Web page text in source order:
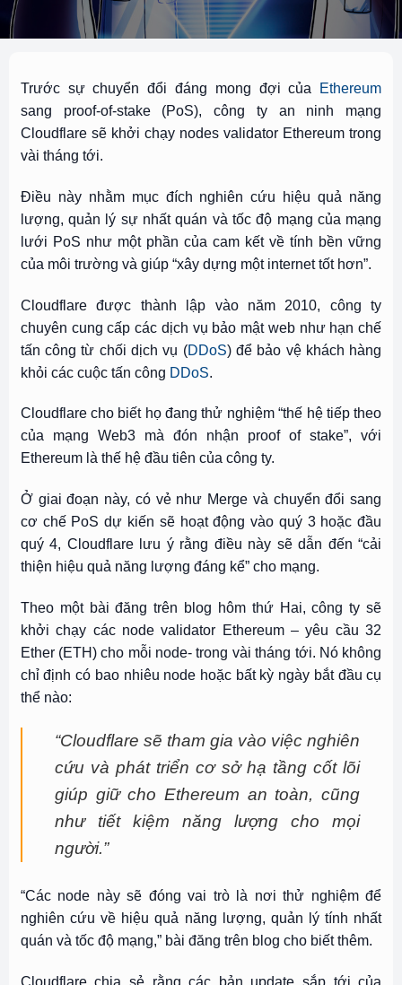
Trước sự chuyển đổi đáng mong đợi của
Ethereum
sang proof-of-stake (PoS), công ty an ninh mạng
Cloudflare sẽ khởi chạy nodes validator Ethereum trong
vài tháng tới.
Điều này nhằm mục đích nghiên cứu hiệu quả năng
lượng, quản lý sự nhất quán và tốc độ mạng của mạng
lưới PoS như một phần của cam kết về tính bền vững
của môi trường và giúp “xây dựng một internet tốt hơn”.
Cloudflare được thành lập vào năm 2010, công ty
chuyên cung cấp các dịch vụ bảo mật web như hạn chế
tấn công từ chối dịch vụ (DDoS) để bảo vệ khách hàng
khỏi các cuộc tấn công DDoS.
Cloudflare cho biết họ đang thử nghiệm “thế hệ tiếp theo
của mạng Web3 mà đón nhận proof of stake”, với
Ethereum là thế hệ đầu tiên của công ty.
Ở giai đoạn này, có vẻ như Merge và chuyển đổi sang
cơ chế PoS dự kiến ​​sẽ hoạt động vào quý 3 hoặc đầu
quý 4, Cloudflare lưu ý rằng điều này sẽ dẫn đến “cải
thiện hiệu quả năng lượng đáng kể” cho mạng.
Theo một bài đăng trên blog hôm thứ Hai, công ty sẽ
khởi chạy các node validator Ethereum – yêu cầu 32
Ether (ETH) cho mỗi node- trong vài tháng tới. Nó không
chỉ định có bao nhiêu node hoặc bất kỳ ngày bắt đầu cụ
thể nào:
“Cloudflare sẽ tham gia vào việc nghiên
cứu và phát triển cơ sở hạ tầng cốt lõi
giúp giữ cho Ethereum an toàn, cũng
như tiết kiệm năng lượng cho mọi
người.”
“Các node này sẽ đóng vai trò là nơi thử nghiệm để
nghiên cứu về hiệu quả năng lượng, quản lý tính nhất
quán và tốc độ mạng,” bài đăng trên blog cho biết thêm.
Cloudflare chia sẻ rằng các bản update sắp tới của